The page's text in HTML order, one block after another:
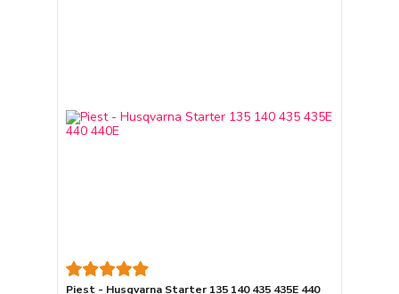
Piest - Husqvarna Starter 135 140 435 435E 440